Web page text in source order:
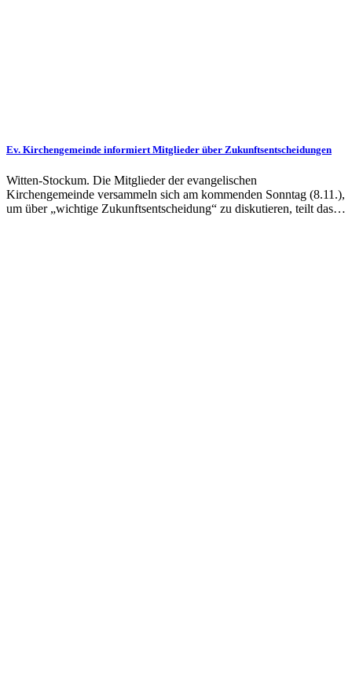
Ev. Kirchengemeinde informiert Mitglieder über Zukunftsentscheidungen
Witten-Stockum. Die Mitglieder der evangelischen
Kirchengemeinde versammeln sich am kommenden Sonntag (8.11.),
um über „wichtige Zukunftsentscheidung“ zu diskutieren, teilt das…